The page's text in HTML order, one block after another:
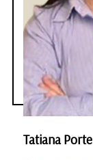
Tatiana